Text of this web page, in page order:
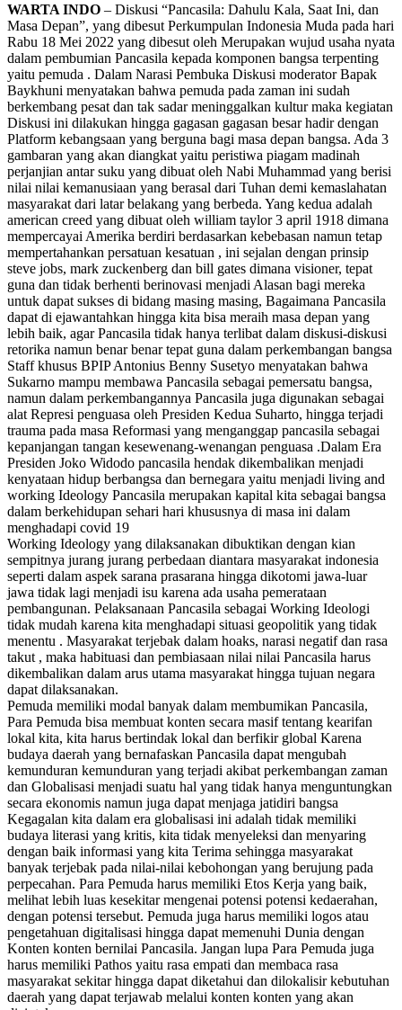
WARTA INDO – Diskusi “Pancasila: Dahulu Kala, Saat Ini, dan
Masa Depan”, yang dibesut Perkumpulan Indonesia Muda pada hari
Rabu 18 Mei 2022 yang dibesut oleh Merupakan wujud usaha nyata
dalam pembumian Pancasila kepada komponen bangsa terpenting
yaitu pemuda . Dalam Narasi Pembuka Diskusi moderator Bapak
Baykhuni menyatakan bahwa pemuda pada zaman ini sudah
berkembang pesat dan tak sadar meninggalkan kultur maka kegiatan
Diskusi ini dilakukan hingga gagasan gagasan besar hadir dengan
Platform kebangsaan yang berguna bagi masa depan bangsa. Ada 3
gambaran yang akan diangkat yaitu peristiwa piagam madinah
perjanjian antar suku yang dibuat oleh Nabi Muhammad yang berisi
nilai nilai kemanusiaan yang berasal dari Tuhan demi kemaslahatan
masyarakat dari latar belakang yang berbeda. Yang kedua adalah
american creed yang dibuat oleh william taylor 3 april 1918 dimana
mempercayai Amerika berdiri berdasarkan kebebasan namun tetap
mempertahankan persatuan kesatuan , ini sejalan dengan prinsip
steve jobs, mark zuckenberg dan bill gates dimana visioner, tepat
guna dan tidak berhenti berinovasi menjadi Alasan bagi mereka
untuk dapat sukses di bidang masing masing, Bagaimana Pancasila
dapat di ejawantahkan hingga kita bisa meraih masa depan yang
lebih baik, agar Pancasila tidak hanya terlibat dalam diskusi-diskusi
retorika namun benar benar tepat guna dalam perkembangan bangsa
Staff khusus BPIP Antonius Benny Susetyo menyatakan bahwa
Sukarno mampu membawa Pancasila sebagai pemersatu bangsa,
namun dalam perkembangannya Pancasila juga digunakan sebagai
alat Represi penguasa oleh Presiden Kedua Suharto, hingga terjadi
trauma pada masa Reformasi yang menganggap pancasila sebagai
kepanjangan tangan kesewenang-wenangan penguasa .Dalam Era
Presiden Joko Widodo pancasila hendak dikembalikan menjadi
kenyataan hidup berbangsa dan bernegara yaitu menjadi living and
working Ideology Pancasila merupakan kapital kita sebagai bangsa
dalam berkehidupan sehari hari khususnya di masa ini dalam
menghadapi covid 19
Working Ideology yang dilaksanakan dibuktikan dengan kian
sempitnya jurang jurang perbedaan diantara masyarakat indonesia
seperti dalam aspek sarana prasarana hingga dikotomi jawa-luar
jawa tidak lagi menjadi isu karena ada usaha pemerataan
pembangunan. Pelaksanaan Pancasila sebagai Working Ideologi
tidak mudah karena kita menghadapi situasi geopolitik yang tidak
menentu . Masyarakat terjebak dalam hoaks, narasi negatif dan rasa
takut , maka habituasi dan pembiasaan nilai nilai Pancasila harus
dikembalikan dalam arus utama masyarakat hingga tujuan negara
dapat dilaksanakan.
Pemuda memiliki modal banyak dalam membumikan Pancasila,
Para Pemuda bisa membuat konten secara masif tentang kearifan
lokal kita, kita harus bertindak lokal dan berfikir global Karena
budaya daerah yang bernafaskan Pancasila dapat mengubah
kemunduran kemunduran yang terjadi akibat perkembangan zaman
dan Globalisasi menjadi suatu hal yang tidak hanya menguntungkan
secara ekonomis namun juga dapat menjaga jatidiri bangsa
Kegagalan kita dalam era globalisasi ini adalah tidak memiliki
budaya literasi yang kritis, kita tidak menyeleksi dan menyaring
dengan baik informasi yang kita Terima sehingga masyarakat
banyak terjebak pada nilai-nilai kebohongan yang berujung pada
perpecahan. Para Pemuda harus memiliki Etos Kerja yang baik,
melihat lebih luas kesekitar mengenai potensi potensi kedaerahan,
dengan potensi tersebut. Pemuda juga harus memiliki logos atau
pengetahuan digitalisasi hingga dapat memenuhi Dunia dengan
Konten konten bernilai Pancasila. Jangan lupa Para Pemuda juga
harus memiliki Pathos yaitu rasa empati dan membaca rasa
masyarakat sekitar hingga dapat diketahui dan dilokalisir kebutuhan
daerah yang dapat terjawab melalui konten konten yang akan